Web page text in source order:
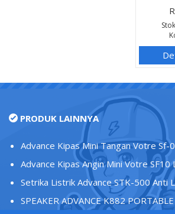
PRODUK LAINNYA
Advance Kipas Mini Tangan Votre Sf-
Advance Kipas Angin Mini Votre SF10
Setrika Listrik Advance STK-500 Anti
SPEAKER ADVANCE K882